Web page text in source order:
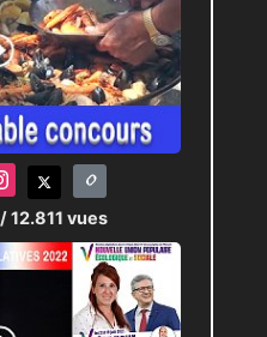
/ 12.811 vues